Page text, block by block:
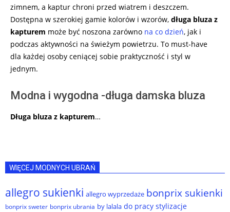
zimnem, a kaptur chroni przed wiatrem i deszczem.
Dostępna w szerokiej gamie kolorów i wzorów, długa bluza z
kapturem może być noszona zarówno na co dzień, jak i
podczas aktywności na świeżym powietrzu. To must-have
dla każdej osoby ceniącej sobie praktyczność i styl w
jednym.
Modna i wygodna -długa damska bluza
Długa bluza z kapturem…
WIĘCEJ MODNYCH UBRAŃ
allegro sukienki allegro wyprzedaże bonprix sukienki
bonprix sweter bonprix ubrania by lalala do pracy stylizacje